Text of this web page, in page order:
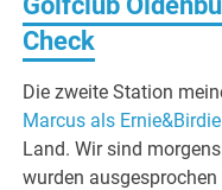
Check
Die zweite Station
Marcus als Ernie&Birdie
Land. Wir sind
wurden